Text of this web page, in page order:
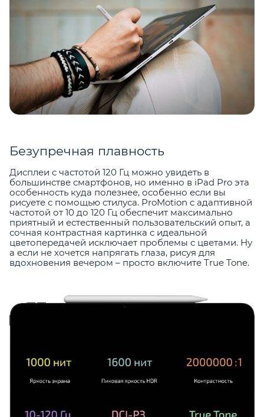
Безупречная плавность
Дисплеи с частотой 120 Гц можно увидеть в
большинстве смартфонов, но именно в iPad Pro эта
особенность куда полезнее, особенно если вы
рисуете с помощью стилуса. ProMotion с адаптивной
частотой от 10 до 120 Гц обеспечит максимально
приятный и естественный пользовательский опыт, а
сочная контрастная картинка с идеальной
цветопередачей исключает проблемы с цветами. Ну
а если не хочется напрягать глаза, рисуя для
вдохновения вечером – просто включите True Tone.